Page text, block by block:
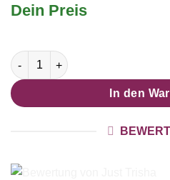
Dein Preis
Ohrstecker, Ohrhänger, Clipse
In den